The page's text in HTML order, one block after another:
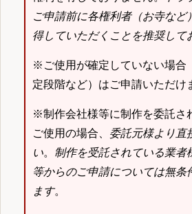
ご申請前に各権利者（お寺など
得していただくことを推奨して
※ご使用が確定していない場合
定段階など）はご申請いただけ
※制作会社様等に制作を委託さ
ご使用の場合、 委託元様より直
い。 制作を受託されている業者
等からのご申請については無条
ます。